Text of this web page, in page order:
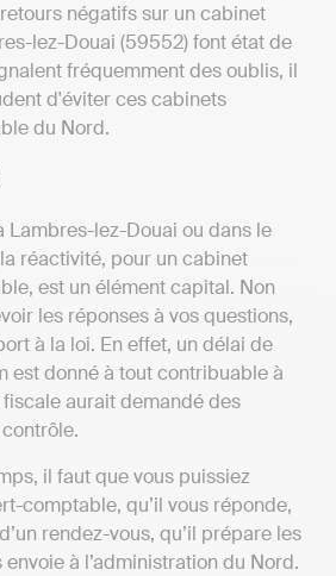
négatifs sur un cabinet
lez-Douai (59552) font état de
fréquemment des oublis, il
d'éviter ces cabinets
du Nord.
Lambres-lez-Douai ou dans le
réactivité, pour un cabinet
est un élément capital. Non
les réponses à vos questions,
à la loi. En effet, un délai de
est donné à tout contribuable à
aurait demandé des
il faut que vous puissiez
comptable, qu’il vous réponde,
rendez-vous, qu’il prépare les
à l’administration du Nord.